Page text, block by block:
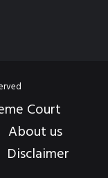
Court
About us
Disclaimer